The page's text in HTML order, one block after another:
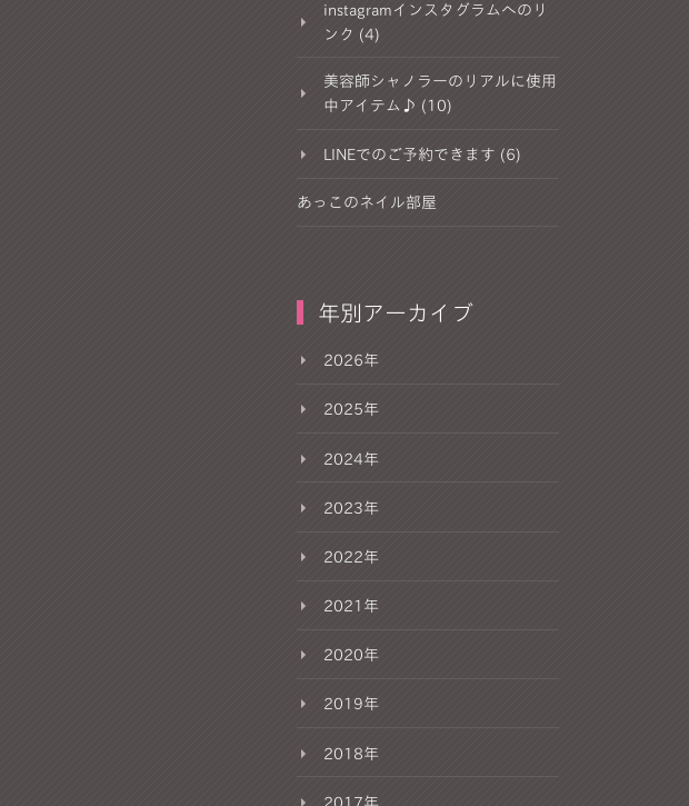
instagramインスタグラムへのリ
ンク (4)
美容師シャノラーのリアルに使用
中アイテム♪ (10)
LINEでのご予約できます (6)
あっこのネイル部屋
年別アーカイブ
2026年
2025年
2024年
2023年
2022年
2021年
2020年
2019年
2018年
2017年